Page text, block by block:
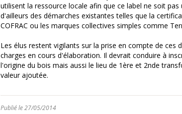
utilisent la ressource locale afin que ce label ne soit
d'ailleurs des démarches existantes telles que la
COFRAC ou les marques collectives simples comme
Les élus restent vigilants sur la prise en compte de ces
charges en cours d'élaboration. Il devrait conduire à
l'origine du bois mais aussi le lieu de 1ère et 2nde
valeur ajoutée.
Publié le 27/05/2014